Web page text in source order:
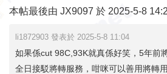
本帖最後由 JX9097 於 2025-5-8
li1872903 發表於 2025-5-8 11:04
如果係cut 98C,93K就真係好笑，5年前
全日接駁將轉服務，咁咪可以善用將轉用